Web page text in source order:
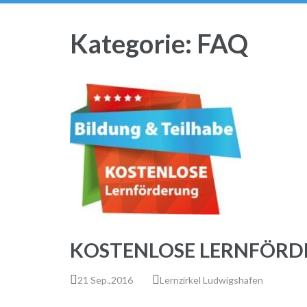
Kategorie: FAQ
KOSTENLOSE
21 Sep.,2016 Lernzirkel Ludwigshafen